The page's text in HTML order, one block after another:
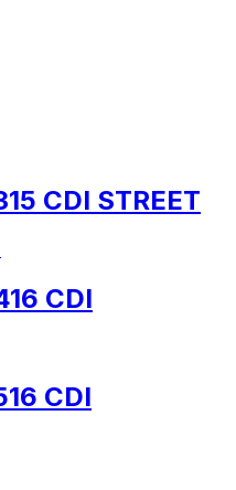
CDI STREET
CDI
CDI